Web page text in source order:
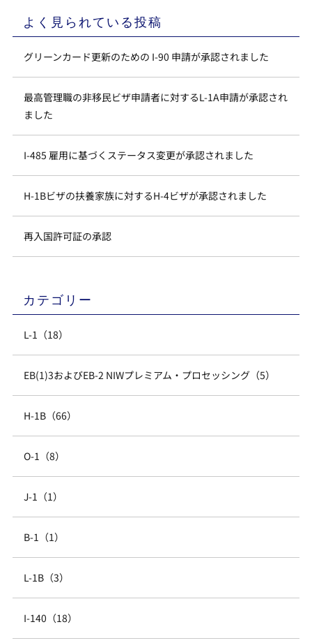
よく見られている投稿
グリーンカード更新のための I-90 申請が承認されました
最高管理職の非移民ビザ申請者に対するL-1A申請が承認され
ました
I-485 雇用に基づくステータス変更が承認されました
H-1Bビザの扶養家族に対するH-4ビザが承認されました
再入国許可証の承認
カテゴリー
L-1（18）
EB(1)3およびEB-2 NIWプレミアム・プロセッシング（5）
H-1B（66）
O-1（8）
J-1（1）
B-1（1）
L-1B（3）
I-140（18）